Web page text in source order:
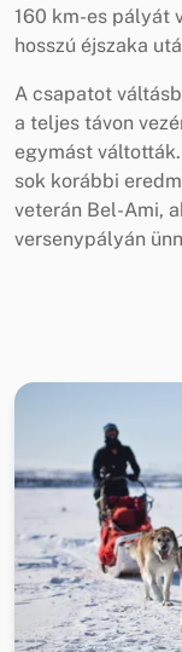
160 km-es pályát
hosszú éjszaka
A csapatot
a teljes távon
egymást
sok korábbi
veterán Bel-Ami,
versenypályán